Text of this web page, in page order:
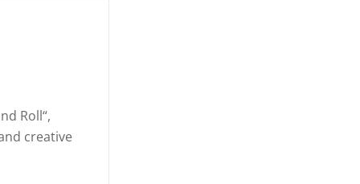
Roll“,
creative